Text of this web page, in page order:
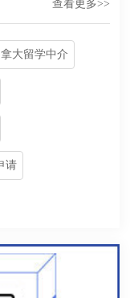
查看更多>>
大留学中介
请